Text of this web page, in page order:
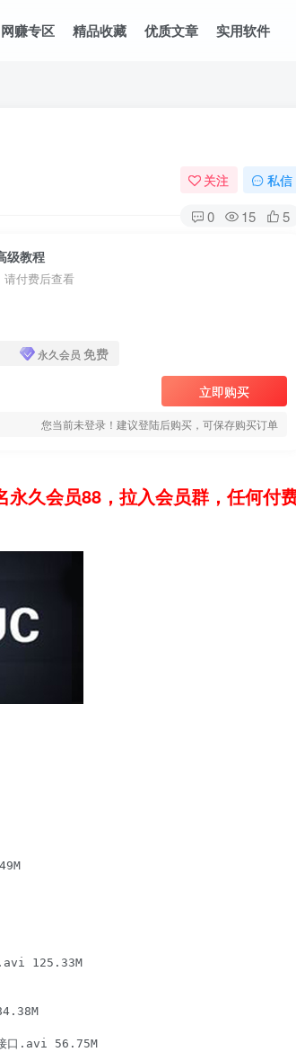
网赚专区 精品收藏 优质文章 实用软件
关注 私信
0 15 5
级教程
请付费后查看
永久会员 免费
立即购买
您当前未登录！建议登陆后购买，可保存购买订单
久会员88，拉入会员群，任何付
.avi 125.33M
口.avi 56.75M